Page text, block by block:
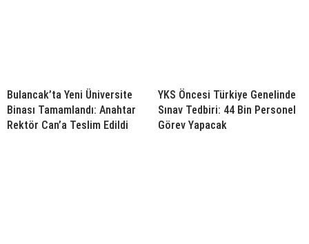
Bulancak’ta Yeni Üniversite
Binası Tamamlandı: Anahtar
Rektör Can’a Teslim Edildi
YKS Öncesi Türkiye Genelinde
Sınav Tedbiri: 44 Bin Personel
Görev Yapacak